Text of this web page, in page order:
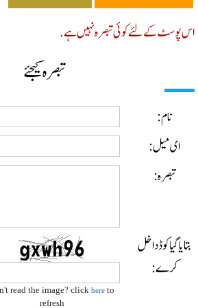
کے لئے کوئی تبصرہ نہیں ہے.
تبصرہ کیجئے
نام:
ای میل:
تبصرہ:
گیا کوڈ داخل
کرے:
Can't read the image? clickhere
refresh